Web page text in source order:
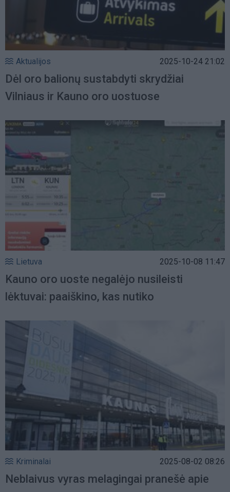
Aktualijos 2025-10-24 21:02
Dėl oro balionų sustabdyti skrydžiai
Vilniaus ir Kauno oro uostuose
Lietuva 2025-10-08 11:47
Kauno oro uoste negalėjo nusileisti
lėktuvai: paaiškino, kas nutiko
Kriminalai 2025-08-02 08:26
Neblaivus vyras melagingai pranešė apie